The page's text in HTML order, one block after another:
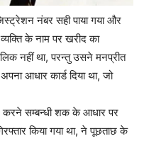
नंबर सही पाया गया और
के नाम पर खरीद का
नहीं था, परन्तु उसने मनप्रीत
आधार कार्ड दिया था, जो
करने सम्बन्धी शक के आधार पर
किया गया था, ने पूछताछ के